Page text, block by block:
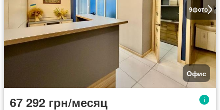
9фото
Офис
67 292 грн/месяц